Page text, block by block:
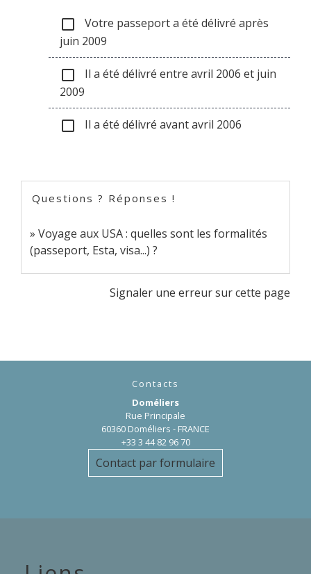
check_box_outline_blank
Votre passeport a été délivré après
juin 2009
check_box_outline_blank
Il a été délivré entre avril 2006 et juin
2009
check_box_outline_blank Il a été délivré avant avril 2006
Questions ? Réponses !
Voyage aux USA : quelles sont les formalités
(passeport, Esta, visa...) ?
Signaler une erreur sur cette page
Contacts
Doméliers
Rue Principale
60360 Doméliers - FRANCE
+33 3 44 82 96 70
Contact par formulaire